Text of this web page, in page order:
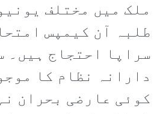
ملک میں مختلف
طلبہ آن کیمپس
سراپا احتجاج ہیں۔
دارانہ نظام کا
کوئی عارضی بحران